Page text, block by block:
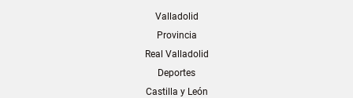
Valladolid
Provincia
Real Valladolid
Deportes
Castilla y León